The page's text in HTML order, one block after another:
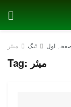
اول ٹیگ میئر
Tag: میئر